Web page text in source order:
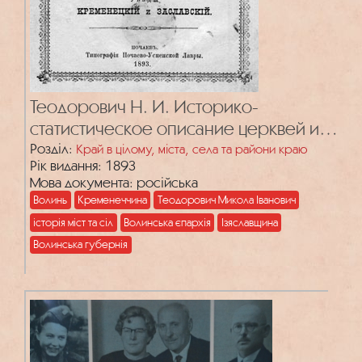
Теодорович Н. И. Историко-
статистическое описание церквей и
приходов Волынской епархии. ‒ Т. 3:
Уезды Кременецкий и Заславский
Розділ: Край в цілому, міста, села та райони краю
Рік видання: 1893
Мова документа: російська
Волинь Кременеччина
Теодорович Микола Іванович
історія міст та сіл
Волинська єпархія
Ізяславщина
Волинська губернія